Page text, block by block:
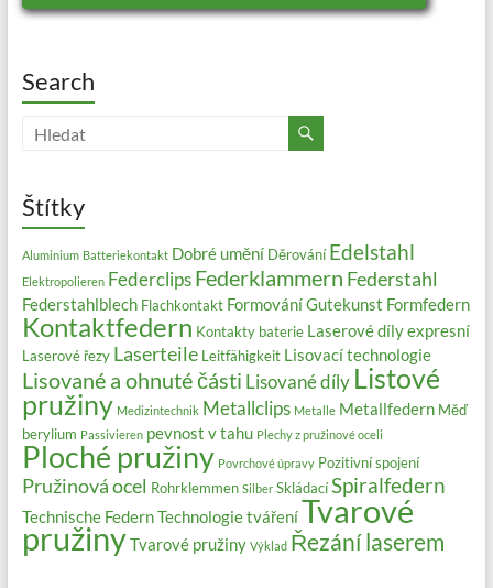
Search
Štítky
Aluminium Batteriekontakt Dobré umění Děrování Edelstahl
Elektropolieren Federclips Federklammern Federstahl
Federstahlblech Flachkontakt FormováníGutekunst Formfedern
Kontaktfedern Kontakty baterie Laserové díly expresní
Laserové řezy Laserteile Leitfähigkeit Lisovací technologie
Lisované a ohnuté části Lisované díly Listové
pružiny Medizintechnik Metallclips Metalle Metallfedern Měď
berylium Passivieren pevnost v tahu Plechy z pružinové oceli
Ploché pružiny Povrchové úpravy Pozitivní spojení
Pružinová ocel Rohrklemmen Silber Skládací Spiralfedern
Technische FedernTechnologie tvářeníTvarové
pružinyTvarové pružiny Výklad Řezání laserem